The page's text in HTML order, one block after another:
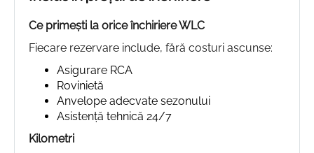
Ce primești la orice închiriere WLC
Fiecare rezervare include, fără costuri ascunse:
Asigurare RCA
Rovinietă
Anvelope adecvate sezonului
Asistență tehnică 24/7
Kilometri